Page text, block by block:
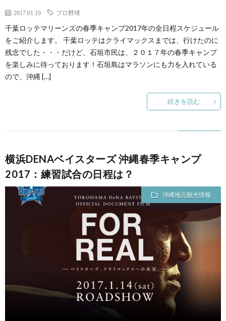
2017.01.19 プロ野球
千葉ロッテマリーンズの春季キャンプ2017年の全日程スケジュール
をご紹介します。 千葉ロッテはクライマックスまでは、行けたのに
残念でした・・・だけど、石垣市民は、２０１７年の春季キャンプ
を楽しみに待っております！石垣島はマラソンにも力を入れている
ので、沖縄 […]
続きを読む
横浜DENAベイスターズ 沖縄春季キャンプ
2017：練習試合の日程は？
沖縄地元観光情報